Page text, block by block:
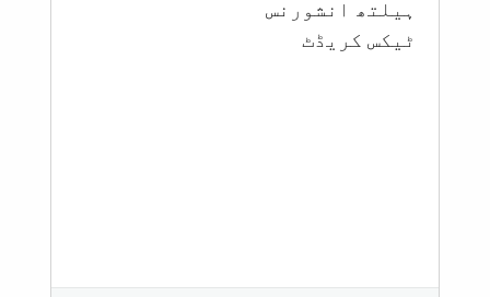
‏ہیلتھ انشورنس
ٹیکس کریڈٹ